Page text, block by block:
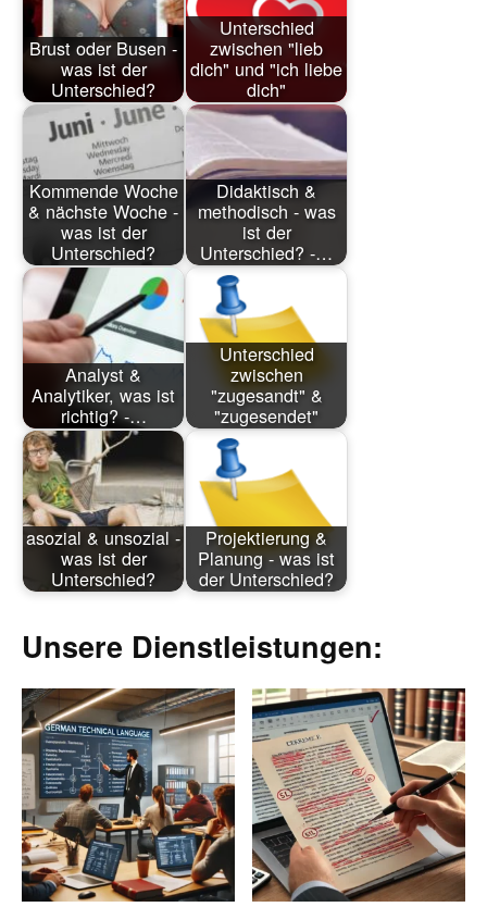
Brust oder Busen -
was ist der
Unterschied?
Unterschied
zwischen "lieb
dich" und "ich liebe
dich"
Kommende Woche
& nächste Woche -
was ist der
Unterschied?
Didaktisch &
methodisch - was
ist der
Unterschied? -…
Analyst &
Analytiker, was ist
richtig? -…
Unterschied
zwischen
"zugesandt" &
"zugesendet"
asozial & unsozial -
was ist der
Unterschied?
Projektierung &
Planung - was ist
der Unterschied?
Unsere Dienstleistungen: